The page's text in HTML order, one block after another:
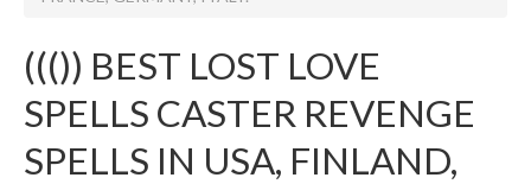
((()) BEST LOST LOVE
SPELLS CASTER REVENGE
SPELLS IN USA, FINLAND,